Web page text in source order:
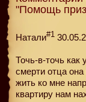
"Помощь
Натали#1
Точь-в-точь как
смерти отца
жить ко мне
квартиру нам